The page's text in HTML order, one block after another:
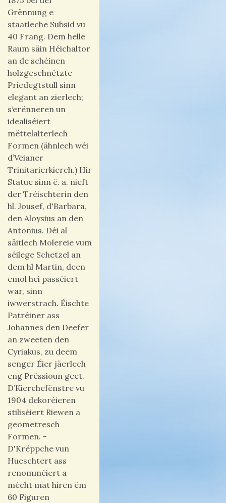
Grënnung e
staatleche Subsid vu
40 Frang. Dem helle
Raum säin Héichaltor
an de schéinen
holzgeschnëtzte
Priedegtstull sinn
elegant an zierlech;
s‘erënneren un
idealiséiert
mëttelalterlech
Formen (ähnlech wéi
d’Veianer
Trinitarierkierch.) Hir
Statue sinn ë. a. nieft
der Tréischterin den
hl. Jousef, d'Barbara,
den Aloysius an den
Antonius. Déi al
säitlech Molereie vum
séilege Schetzel an
dem hl Martin, deen
emol hei passéiert
war, sinn
iwwerstrach. Éischte
Patréiner ass
Johannes den Deefer
an zweeten den
Cyriakus, zu deem
senger Éier jäerlech
eng Prëssioun geet.
D’Kierchefënstre vu
1904 dekoréieren
stiliséiert Riewen a
geometresch
Formen. -
D'Krëppche vun
Hueschtert ass
renomméiert a
mécht mat hiren ëm
60 Figuren